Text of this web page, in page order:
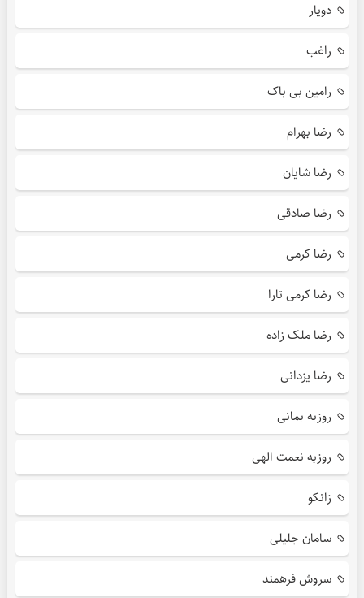
دویار
راغب
رامین بی باک
رضا بهرام
رضا شایان
رضا صادقی
رضا کرمی
رضا کرمی تارا
رضا ملک زاده
رضا یزدانی
روزبه بمانی
روزبه نعمت الهی
زانکو
سامان جلیلی
سروش فرهمند